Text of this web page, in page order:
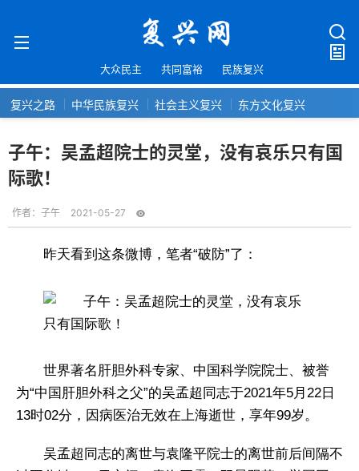
大众民主 共同富裕 民族复兴
复兴之路 中华民族复兴 社会主义复兴 东方文化复兴
子午：吴孟超院士的灵堂，没有哀乐只有国
际歌！
作者： 子午 2021-05-27
昨天看到这条微博，笔者“破防”了：
世界著名肝胆外科专家、中国科学院院士、被誉
为“中国肝胆外科之父”的吴孟超同志于2021年5月22日
13时02分，因病医治无效在上海逝世，享年99岁。
吴孟超同志的离世与袁隆平院士的离世前后间隔不